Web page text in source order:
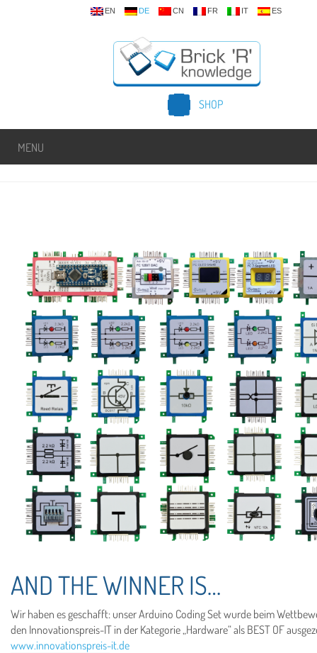
EN DE CN FR IT ES
SHOP
MENU
AND THE WINNER IS…
Wir haben es geschafft: unser Arduino Coding Set wurde beim
den Innovationspreis-IT in der Kategorie „Hardware“ als BEST OF
www.innovationspreis-it.de